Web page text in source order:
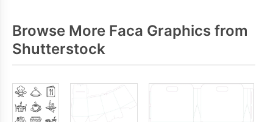
Browse More Faca Graphics from
Shutterstock